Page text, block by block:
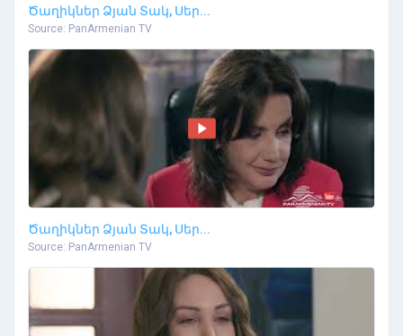
Ծաղիկներ Ձյան Տակ, Սեր...
Source: PanArmenian TV
Ծաղիկներ Ձյան Տակ, Սեր...
Source: PanArmenian TV